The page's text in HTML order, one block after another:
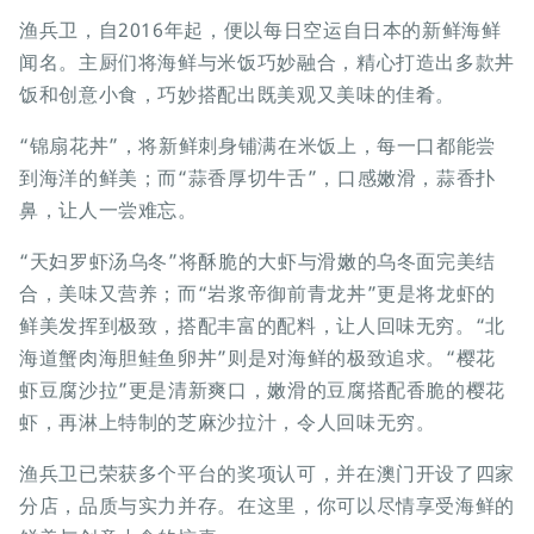
渔兵卫，自2016年起，便以每日空运自日本的新鲜海鲜
闻名。主厨们将海鲜与米饭巧妙融合，精心打造出多款丼
饭和创意小食，巧妙搭配出既美观又美味的佳肴。
“锦扇花丼”，将新鲜刺身铺满在米饭上，每一口都能尝
到海洋的鲜美；而“蒜香厚切牛舌”，口感嫩滑，蒜香扑
鼻，让人一尝难忘。
“天妇罗虾汤乌冬”将酥脆的大虾与滑嫩的乌冬面完美结
合，美味又营养；而“岩浆帝御前青龙丼”更是将龙虾的
鲜美发挥到极致，搭配丰富的配料，让人回味无穷。“北
海道蟹肉海胆鲑鱼卵丼”则是对海鲜的极致追求。“樱花
虾豆腐沙拉”更是清新爽口，嫩滑的豆腐搭配香脆的樱花
虾，再淋上特制的芝麻沙拉汁，令人回味无穷。
渔兵卫已荣获多个平台的奖项认可，并在澳门开设了四家
分店，品质与实力并存。在这里，你可以尽情享受海鲜的